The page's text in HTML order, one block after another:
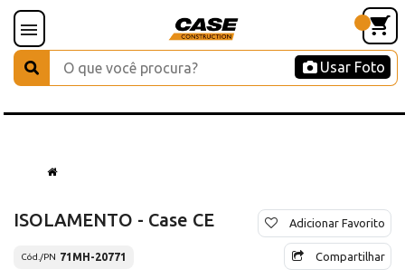
Usar Foto
ISOLAMENTO - Case CE
Cód./PN 71MH-20771
Adicionar Favorito
Compartilhar